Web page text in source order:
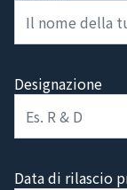
Azienda
Designazione